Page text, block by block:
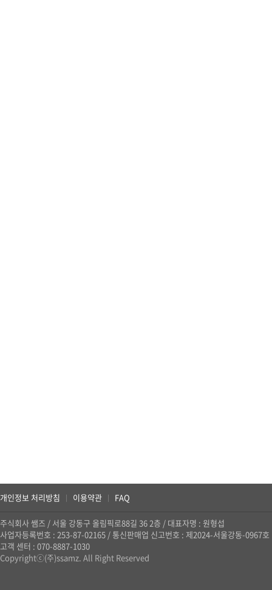
주식회사 쌤즈 / 서울 강동구 올림픽로88길 36 2층 / 대표자명 : 원형섭
사업자등록번호 : 253-87-02165 /통신판매업 신고번호 : 제2024-서울강동-0967호
고객 센터 : 070-8887-1030
Copyrightⓒ(주)ssamz. All Right Reserved
개인정보 처리방침 | 이용약관 | FAQ